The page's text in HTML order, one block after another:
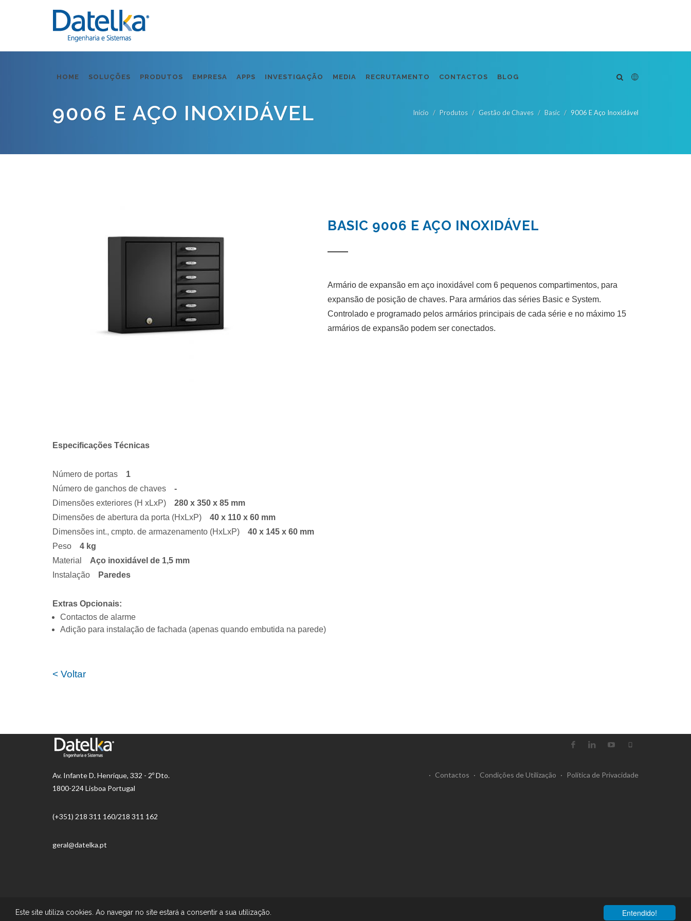
Entendido!
Este site utiliza cookies. Ao navegar no site estará a consentir a sua utilização.
HOME SOLUÇÕES PRODUTOS EMPRESA APPS INVESTIGAÇÃO MEDIA RECRUTAMENTO CONTACTOS BLOG
9006 E AÇO INOXIDÁVEL Início Produtos Gestão de Chaves Basic 9006 E Aço Inoxidável
BASIC 9006 E AÇO INOXIDÁVEL
Armário de expansão em aço inoxidável com 6 pequenos compartimentos, para
expansão de posição de chaves. Para armários das séries Basic e System.
Controlado e programado pelos armários principais de cada série e no máximo 15
armários de expansão podem ser conectados.
Especificações Técnicas
Número de portas 1
Número de ganchos de chaves -
Dimensões exteriores (H xLxP)
280 x 350 x 85 mm
Dimensões de abertura da porta (HxLxP)
40 x 110 x 60 mm
Dimensões int., cmpto. de armazenamento (HxLxP)
40 x 145 x 60 mm
Peso
4 kg
Material
Aço inoxidável de 1,5 mm
Instalação
Paredes
Extras Opcionais:
Contactos de alarme
Adição para instalação de fachada (apenas quando embutida na parede)
< Voltar
Av. Infante D. Henrique, 332 - 2º Dto.
1800-224 Lisboa Portugal
(+351) 218 ​​311 160/218 311 162
geral@datelka.pt
· Contactos · Condições de Utilização · Política de Privacidade